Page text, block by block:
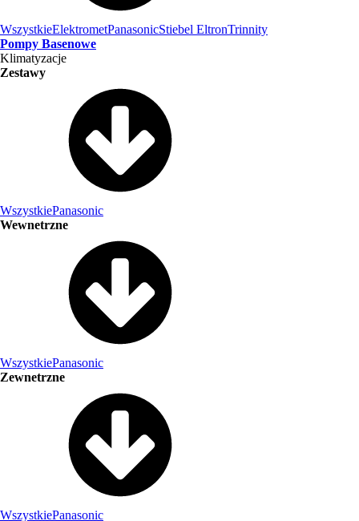
WszystkieElektrometPanasonicStiebel EltronTrinnity
Pompy Basenowe
Klimatyzacje
Zestawy
WszystkiePanasonic
Wewnetrzne
WszystkiePanasonic
Zewnetrzne
WszystkiePanasonic